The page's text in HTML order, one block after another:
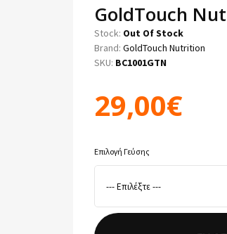
GoldTouch
Stock: Out Of Stock
Brand: GoldTouch Nutrition
SKU: BC1001GTN
29,00€
Επιλογή Γεύσης